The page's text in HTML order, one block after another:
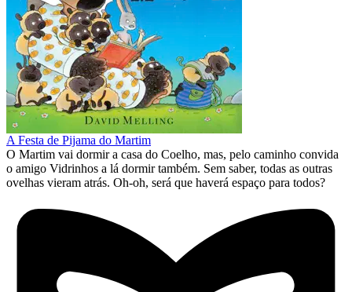
A Festa de Pijama do Martim
O Martim vai dormir a casa do Coelho, mas, pelo caminho convida
o amigo Vidrinhos a lá dormir também. Sem saber, todas as outras
ovelhas vieram atrás. Oh-oh, será que haverá espaço para todos?